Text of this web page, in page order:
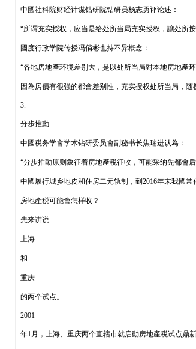
中國社科院财经计谋钻研院钻研员杨志勇评论述：
“所谓充实授权，应当是给处所当局充实授权，讓处所
國度行政学院传授冯俏彬也持不异概念：
“各地房地產环境差别大，是以处所当局對本地房地產
因為房價有很强的都會差别性，充实授权处所当局，随
3.
分步推動
中國税务学會学术钻研委员會副秘书长焦瑞进认為：
“分步推動原则象征着房地產税征收，可能采纳先都會
中國履行城乡地皮和住房二元轨制，到2016年末我國
房地產税可能會怎样收？
先来讲说
上海
和
重庆
的两个试点。
2001
年1月，上海、重庆两个直辖市就启動房地產税试点鼎新